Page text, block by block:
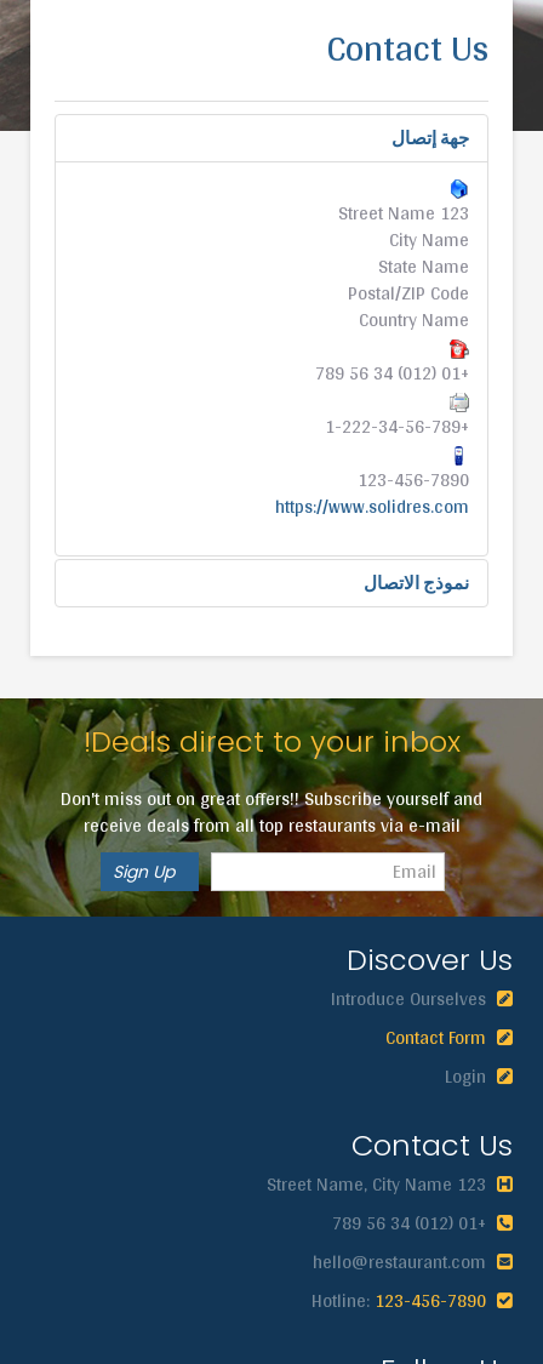
Contact Us
جهة إتصال
123 Street Name
City Name
State Name
Postal/ZIP Code
Country Name
+01 (012) 34 56 789
+1-222-34-56-789
123-456-7890
https://www.solidres.com
نموذج الاتصال
ارسال بريد الكتروني
*حقل مطلوب
الاسم*
البريد الالكتروني *
الموضوع*
Deals direct to your inbox!
Don't miss out on great offers!! Subscribe yourself and
receive deals from all top restaurants via e-mail
Discover Us
Contact Us
+01 (012) 34 56 789
123-456-7890